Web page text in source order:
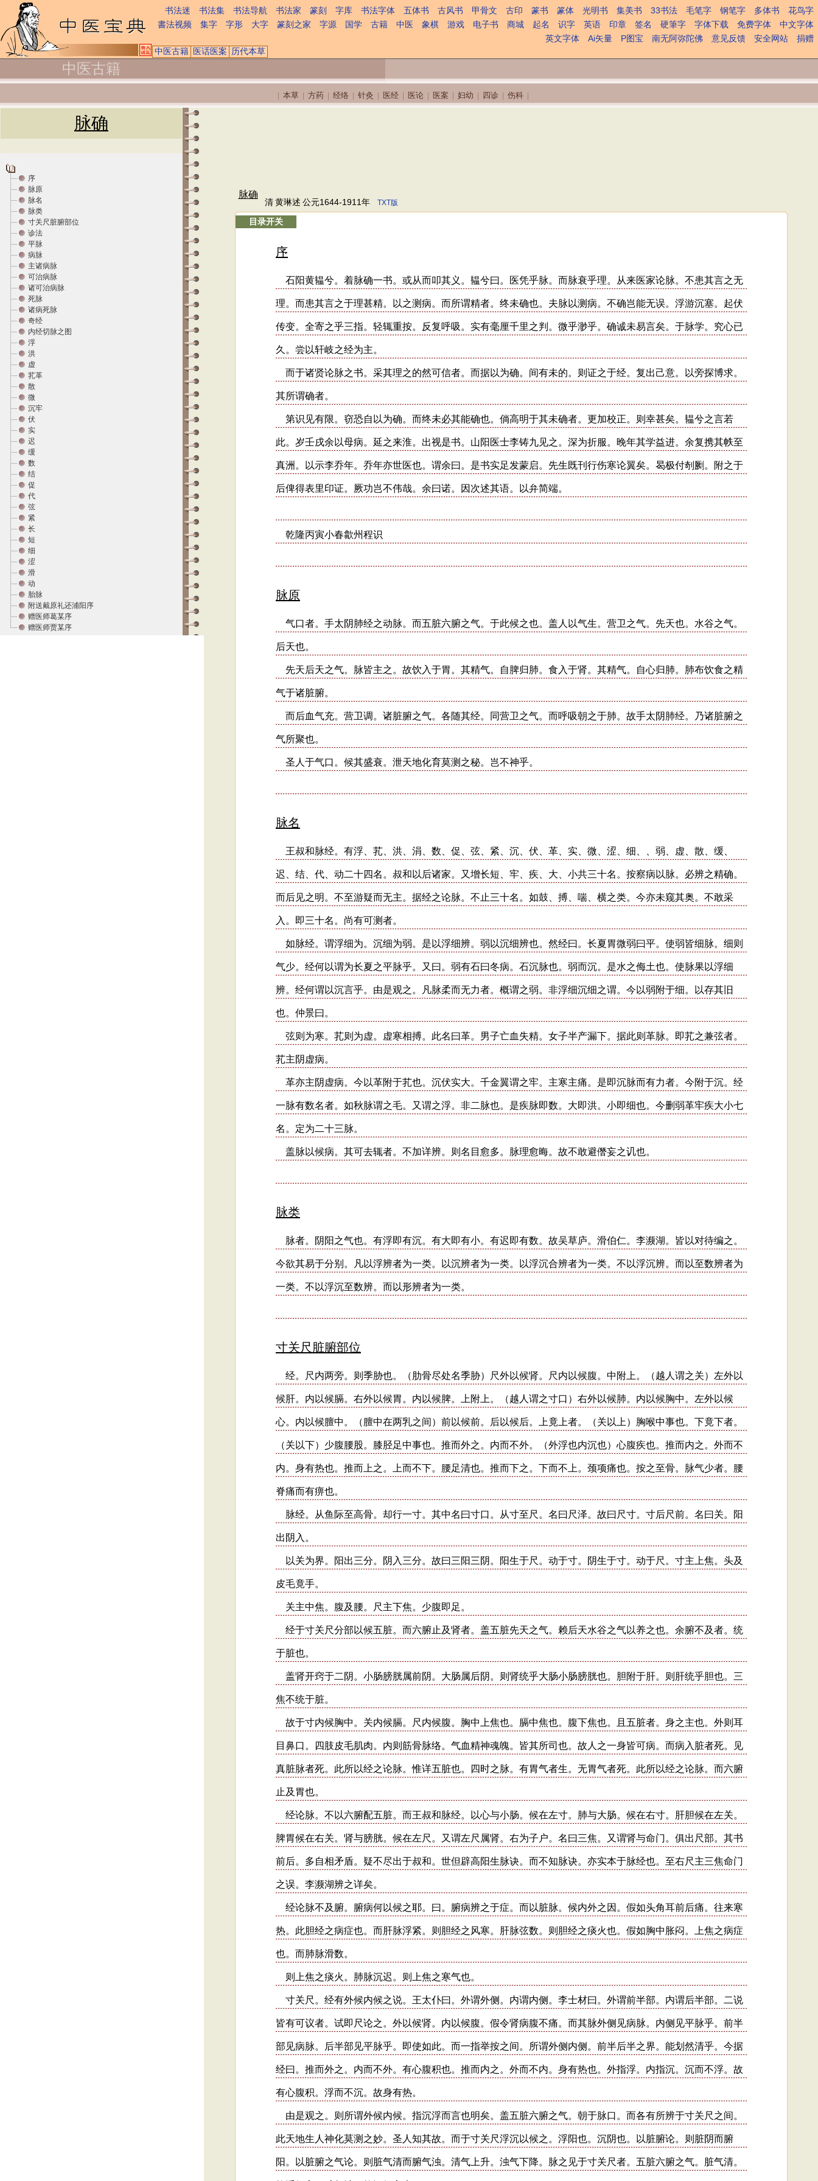
书法迷 书法集 书法导航 书法家 篆刻 字库 书法字体 五体书 古风书 甲骨文 古印 篆书 篆体 光明书 集美书 33书法 毛笔字 钢笔字 多体书
花鸟字
書法视频
集字 字形 大字 篆刻之家 字源 国学 古籍 中医 象棋 游戏 电子书 商城 起名 识字 英语 印章 签名 硬筆字 字体下载 免费字体
中文字体
英文字体
Ai矢量 P图宝 南无阿弥陀佛 意见反馈 安全网站
捐赠
中医古籍 医话医案 历代本草
中医古籍
本草 方药 经络 针灸 医经 医论 医案 妇幼 四诊 伤科
脉确
序
脉原
脉名
脉类
寸关尺脏腑部位
诊法
平脉
病脉
主诸病脉
可治病脉
诸可治病脉
死脉
诸病死脉
奇经
内经切脉之图
浮
洪
虚
芤革
散
微
沉牢
伏
实
迟
缓
数
结
促
代
弦
紧
长
短
细
涩
滑
动
胎脉
附送戴原礼还浦阳序
赠医师葛某序
赠医师贾某序
脉确
清 黄琳述 公元1644-1911年 TXT版
目录开关